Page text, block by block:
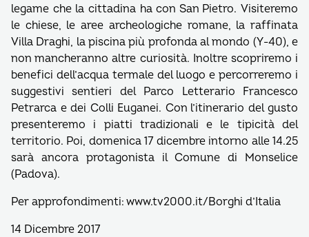
legame che la cittadina ha con San Pietro. Visiteremo
le chiese, le aree archeologiche romane, la raffinata
Villa Draghi, la piscina più profonda al mondo (Y-40), e
non mancheranno altre curiosità. Inoltre scopriremo i
benefici dell’acqua termale del luogo e percorreremo i
suggestivi sentieri del Parco Letterario Francesco
Petrarca e dei Colli Euganei. Con l’itinerario del gusto
presenteremo i piatti tradizionali e le tipicità del
territorio. Poi, domenica 17 dicembre intorno alle 14.25
sarà ancora protagonista il Comune di Monselice
(Padova).
Per approfondimenti: www.tv2000.it/Borghi d’Italia
14 Dicembre 2017